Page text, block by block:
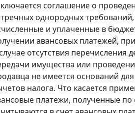
соглашение о
однородных
и уплаченные в
авансовых платежей,
отсутствия перечисления
имущества или
не имеется оснований
налога. Что касается
платежи, полученные по